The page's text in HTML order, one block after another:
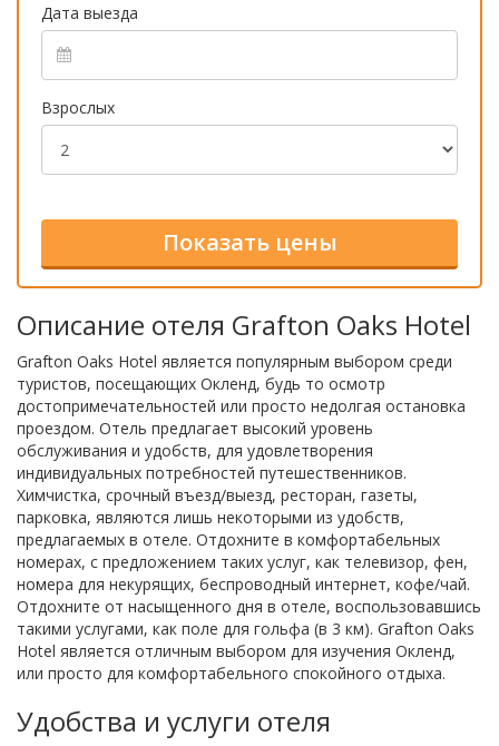
Дата выезда
Взрослых
Описание отеля Grafton Oaks Hotel
Grafton Oaks Hotel является популярным выбором среди
туристов, посещающих Окленд, будь то осмотр
достопримечательностей или просто недолгая остановка
проездом. Отель предлагает высокий уровень
обслуживания и удобств, для удовлетворения
индивидуальных потребностей путешественников.
Химчистка, срочный въезд/выезд, ресторан, газеты,
парковка, являются лишь некоторыми из удобств,
предлагаемых в отеле. Отдохните в комфортабельных
номерах, с предложением таких услуг, как телевизор, фен,
номера для некурящих, беспроводный интернет, кофе/чай.
Отдохните от насыщенного дня в отеле, воспользовавшись
такими услугами, как поле для гольфа (в 3 км). Grafton Oaks
Hotel является отличным выбором для изучения Окленд,
или просто для комфортабельного спокойного отдыха.
Удобства и услуги отеля